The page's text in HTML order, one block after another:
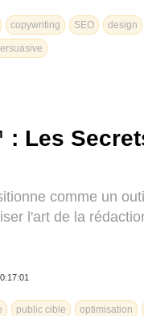
copywriting SEO design
: Les
comme un
l'art de la
public cible optimisation